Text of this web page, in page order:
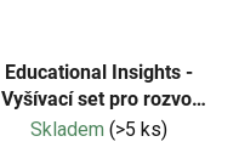
Educational Insights -
Vyšívací set pro rozvoj
jemné motoriky
Skladem (>5 ks)